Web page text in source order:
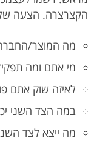
הקצרצרה. הצעה
מה המוצר/
מי אתם ומה
לאיזה שוק אתם
במה הצד השני
מה ייצא לצד